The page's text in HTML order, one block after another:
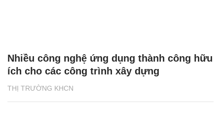
THỊ TRƯỜNG KHCN
Nhiều công nghệ ứng dụng thành công hữu
ích cho các công trình xây dựng